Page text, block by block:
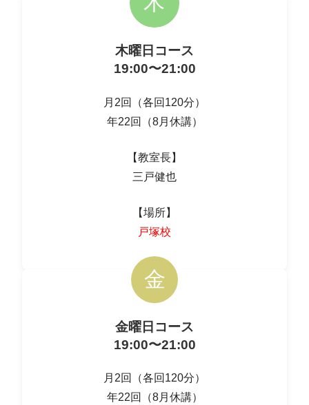
木曜日コース
19:00〜21:00
月2回（各回120分）
年22回（8月休講）
【教室長】
三戸健也
【場所】
戸塚校
金
金曜日コース
19:00〜21:00
月2回（各回120分）
年22回（8月休講）